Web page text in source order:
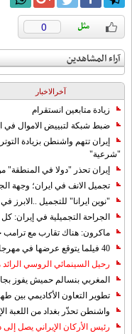
0
آراء المشاهدين
آخرالاخبار
زيادة متابعين انستقرام
ضبط شبكة لتبييض الاموال في
إيران تتهم واشنطن بزيادة
"شرعية"
إيران تحذر "دولا في
تجميل الانف في ايران؛ وجهة
"نوين ايرانا" للتجميل ..الابرز
الجراحة التجميلية في إيران:
ماكرون: هناك تقارب مع ترامب
40 فيلما يتوقع عرضها في مهرجان كان 2019
رحيل السينمائي الروسي
المغربي بنسالم حميش يفوز
تطوير التعاون الأكاديمي بين
واشنطن تحذّر بغداد من اللعبة
رئيس الأركان الإيراني يصل